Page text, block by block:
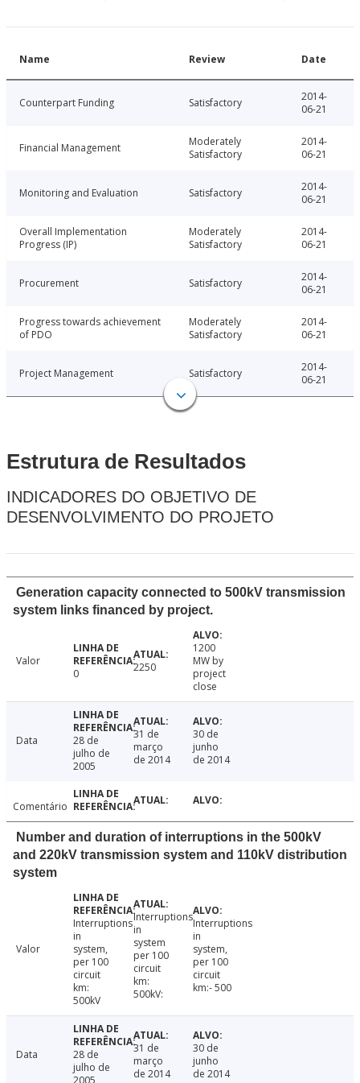
Name Review Date
Counterpart Funding Satisfactory
2014-
06-21
Financial Management
Moderately
Satisfactory
2014-
06-21
Monitoring and Evaluation Satisfactory
2014-
06-21
Overall Implementation
Progress (IP)
Moderately
Satisfactory
2014-
06-21
Procurement Satisfactory
2014-
06-21
Progress towards achievement
of PDO
Moderately
Satisfactory
2014-
06-21
Project Management Satisfactory
2014-
06-21
Estrutura de Resultados
INDICADORES DO OBJETIVO DE
DESENVOLVIMENTO DO PROJETO
Generation capacity connected to 500kV transmission
system links financed by project.
Valor
0
2250
1200
MW by
project
close
Data
28 de
julho de
2005
31 de
março
de 2014
30 de
junho
de 2014
Comentário
Number and duration of interruptions in the 500kV
and 220kV transmission system and 110kV distribution
system
Valor
Interruptions
in
system,
per 100
circuit
km:
500kV
Interruptions
in
system
per 100
circuit
km:
500kV:
Interruptions
in
system,
per 100
circuit
km:- 500
Data
28 de
julho de
31 de
março
de 2014
30 de
junho
de 2014